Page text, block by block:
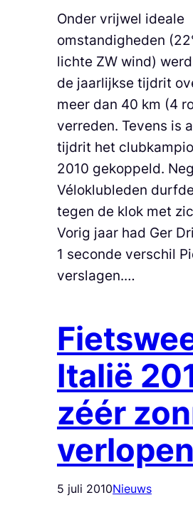
Onder vrijwel ideale
omstandigheden
lichte ZW wind)
de jaarlijkse tijdrit
meer dan 40 km (4
verreden. Tevens is
tijdrit het
2010 gekoppeld.
Véloklubleden
tegen de klok met
Vorig jaar had Ger
1 seconde verschil
verslagen.…
Italië
zéér
5 juli 2010Nieuws